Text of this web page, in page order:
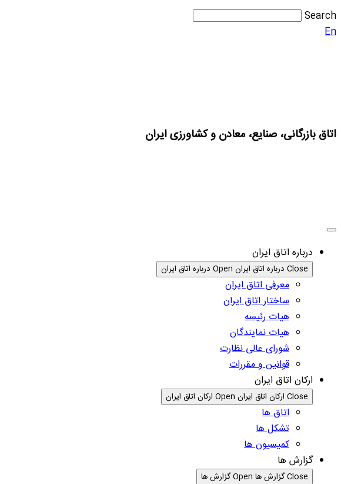
Search
En
اتاق بازرگانی، صنایع، معادن و کشاورزی ایران
درباره اتاق ایران
Close درباره اتاق ایران Open درباره اتاق ایران
معرفی اتاق ایران
ساختار اتاق ایران
هیات رئیسه
هیات نمایندگان
شورای عالی نظارت
قوانین و مقررات
ارکان اتاق ایران
Close ارکان اتاق ایران Open ارکان اتاق ایران
اتاق ها
تشکل ها
کمیسیون ها
گزارش ها
Close گزارش ها Open گزارش ها